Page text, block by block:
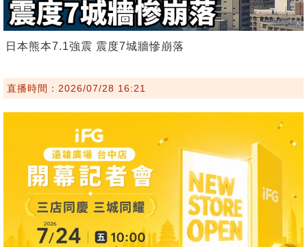
日本熊本7.1強震 震度7城牆慘崩落
直播時間：2026/07/28 16:21